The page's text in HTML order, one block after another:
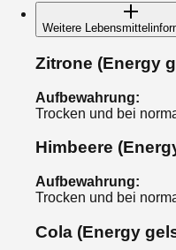
Weitere
Zitrone (Energy
Aufbewahrung:
Trocken und bei
Himbeere
Aufbewahrung:
Trocken und bei
Cola (Energy